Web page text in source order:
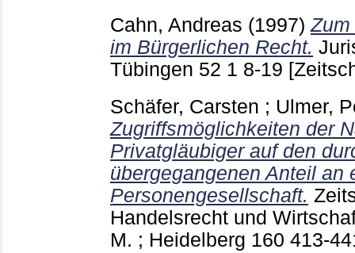
Cahn, Andreas (1997)
im Bürgerlichen Recht.
Tübingen 52 1 8-19
Schäfer, Carsten ; Ulmer,
Zugriffsmöglichkeiten der
Privatgläubiger auf den
übergegangenen Anteil an
Personengesellschaft.
Handelsrecht und
M. ; Heidelberg 160 413-